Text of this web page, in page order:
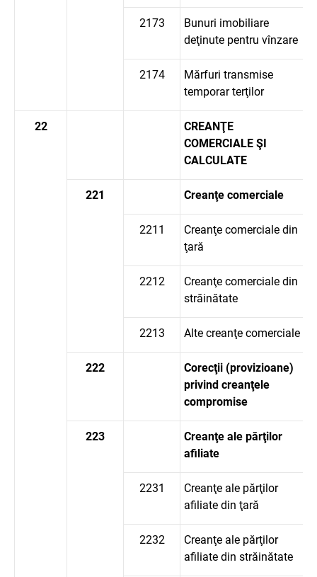
2173
Bunuri imobiliare
deţinute pentru vînzare
2174
Mărfuri transmise
temporar terţilor
22
CREANŢE
COMERCIALE ŞI
CALCULATE
221 Creanţe comerciale
2211
Creanţe comerciale din
ţară
2212
Creanţe comerciale din
străinătate
2213 Alte creanţe comerciale
222
Corecţii (provizioane)
privind creanţele
compromise
223
Creanţe ale părţilor
afiliate
2231
Creanţe ale părţilor
afiliate din ţară
2232
Creanţe ale părţilor
afiliate din străinătate